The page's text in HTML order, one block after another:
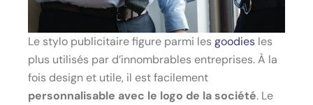
Le stylo publicitaire figure parmi lesgoodies les
plus utilisés par d’innombrables entreprises. À la
fois design et utile, il est facilement
personnalisable avec le logo de la société. Le